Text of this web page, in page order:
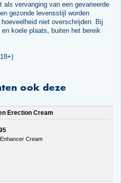
als vervanging van een gevarieerde
gezonde levensstijl worden
niet overschrijden. Bij
koele plaats, buiten het bereik
ook deze
Erection Cream
Cream